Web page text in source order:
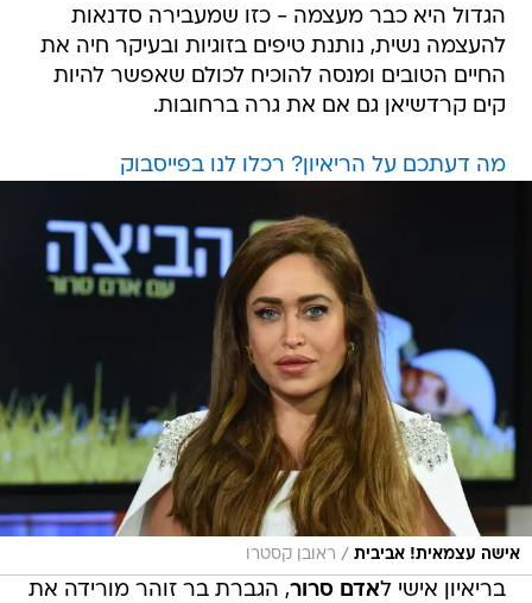
הגדול היא כבר מעצמה - כזו שמעבירה סדנאות
להעצמה נשית, נותנת טיפים בזוגיות ובעיקר חיה את
החיים הטובים ומנסה להוכיח לכולם שאפשר להיות
קים קרדשיאן גם אם את גרה ברחובות.
מה דעתכם על הריאיון? רכלו לנו בפייסבוק
אישה עצמאית! אביבית / ראובן קסטרו
בריאיון אישי לאדם סרור, הגברת בר זוהר מורידה את